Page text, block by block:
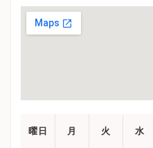
曜日 月 火 水